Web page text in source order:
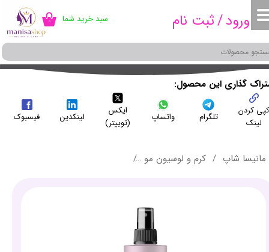
ورود/ثبت نامحساب کاربری من
تغییر گذر واژه
سفارشات
خروج از حساب کاربری
۰ سبد خرید شما
مانیسا شاپ کرم و لوسیون مو
کردن
لینک
تلگرام واتساپ
ایکس
(توییتر)
لینکدین فیسبوک
گذاری این محصول